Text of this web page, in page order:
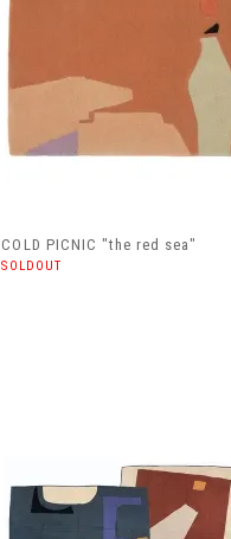
COLD PICNIC "the red sea"
SOLDOUT